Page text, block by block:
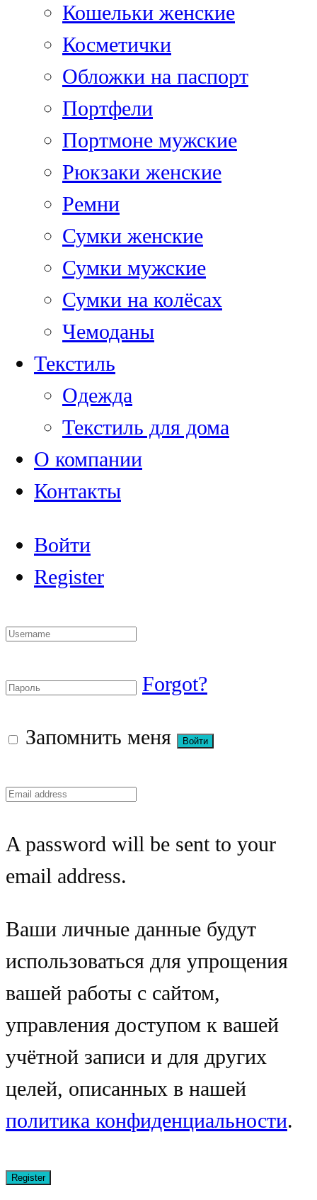
Кошельки женские
Косметички
Обложки на паспорт
Портфели
Портмоне мужские
Рюкзаки женские
Ремни
Сумки женские
Сумки мужские
Сумки на колёсах
Чемоданы
Текстиль
Одежда
Текстиль для дома
О компании
Контакты
Войти
Register
Forgot?
Запомнить меня
A password will be sent to your
email address.
Ваши личные данные будут
использоваться для упрощения
вашей работы с сайтом,
управления доступом к вашей
учётной записи и для других
целей, описанных в нашей
политика конфиденциальности.